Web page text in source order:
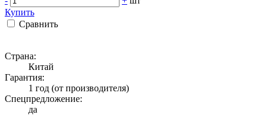
Купить
Сравнить
Страна:
Китай
Гарантия:
1 год (от производителя)
Спецпредложение:
да